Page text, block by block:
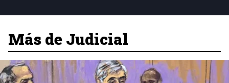
Más de Judicial